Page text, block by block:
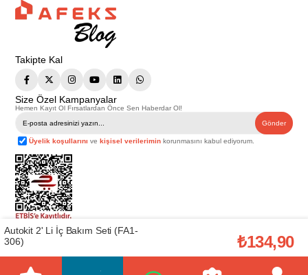
Takipte Kal
Size Özel Kampanyalar
Hemen Kayıt Ol Fırsatlardan Önce Sen Haberdar Ol!
Gönder
Üyelik koşullarını vekişisel verilerimin korunmasını kabul ediyorum.
Telif Hakkı © 2026 Afeks Yapı Market
. Tüm hakları saklıdır.
Bu web sitesindeki tüm ürünler ticari amaçlıdır. Web sitemizde yer alan
görsel ve yazılı içerikler firmamıza ait olup, firmamızın yazılı izni alınmadan
başka yerlerde kullanılamaz. İçeriklerin izin alınmadan kopyalanması ve
Autokit 2' Li İç Bakım Seti (FA1-
306)
₺134,90